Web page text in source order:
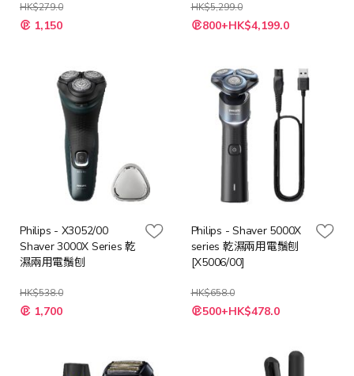
HK$279.0
1,150
HK$5,299.0
特
殊 800+HK$4,199.0
Philips - X3052/00
Shaver 3000X Series 乾
濕兩用電鬚刨
HK$538.0
特
殊 1,700
Philips - Shaver 5000X
series 乾濕兩用電鬚刨
[X5006/00]
HK$658.0
特
殊 500+HK$478.0